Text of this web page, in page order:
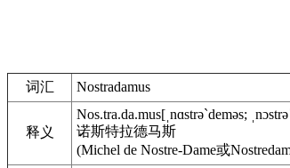
词汇 Nostradamus
释义
Nos.tra.da.mus[ˌnɑstrə`deməs;
诺斯特拉德马斯
(Michel de Nostre-Dame或